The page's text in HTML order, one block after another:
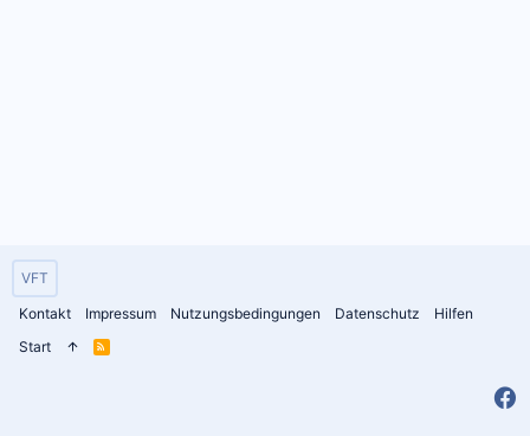
VFT
Kontakt
Impressum Nutzungsbedingungen Datenschutz
Hilfen
Start
R